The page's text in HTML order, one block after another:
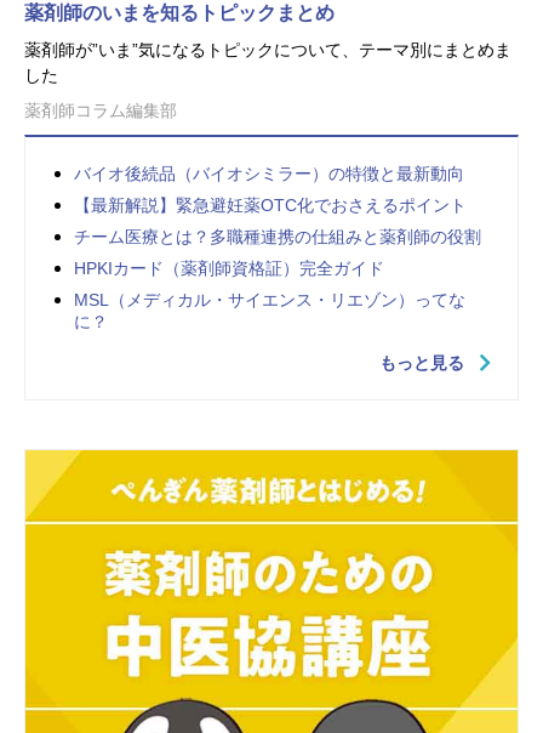
薬剤師のいまを知るトピックまとめ
薬剤師が”いま”気になるトピックについて、テーマ別にまとめま
した
薬剤師コラム編集部
バイオ後続品（バイオシミラー）の特徴と最新動向
【最新解説】緊急避妊薬OTC化でおさえるポイント
チーム医療とは？多職種連携の仕組みと薬剤師の役割
HPKIカード（薬剤師資格証）完全ガイド
MSL（メディカル・サイエンス・リエゾン）ってな
に？
もっと見る